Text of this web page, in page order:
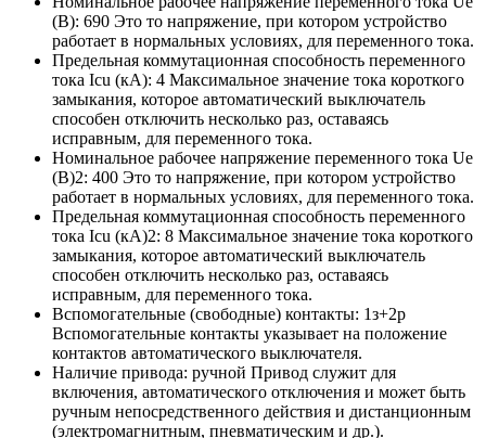
(В): 690 Это то напряжение, при котором устройство
работает в нормальных условиях, для переменного тока.
Предельная коммутационная способность переменного
тока Icu (кА): 4 Максимальное значение тока короткого
замыкания, которое автоматический выключатель
способен отключить несколько раз, оставаясь
исправным, для переменного тока.
Номинальное рабочее напряжение переменного тока Ue
(В)2: 400 Это то напряжение, при котором устройство
работает в нормальных условиях, для переменного тока.
Предельная коммутационная способность переменного
тока Icu (кА)2: 8 Максимальное значение тока короткого
замыкания, которое автоматический выключатель
способен отключить несколько раз, оставаясь
исправным, для переменного тока.
Вспомогательные (свободные) контакты: 1з+2р
Вспомогательные контакты указывает на положение
контактов автоматического выключателя.
Наличие привода: ручной Привод служит для
включения, автоматического отключения и может быть
ручным непосредственного действия и дистанционным
(электромагнитным, пневматическим и др.).